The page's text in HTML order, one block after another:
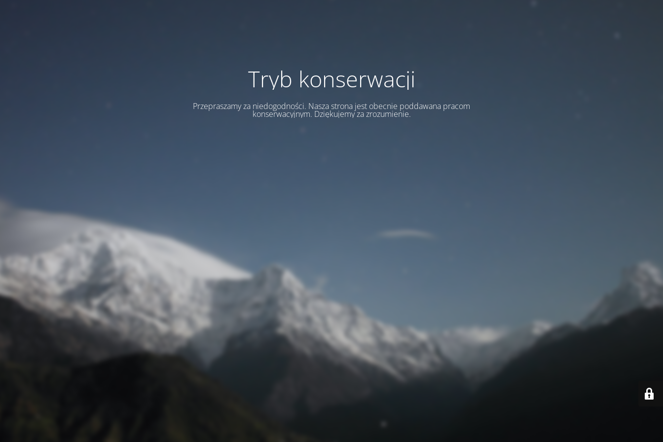
Tryb konserwacji
Przepraszamy za niedogodności. Nasza strona jest obecnie poddawana pracom
konserwacyjnym. Dziękujemy za zrozumienie.